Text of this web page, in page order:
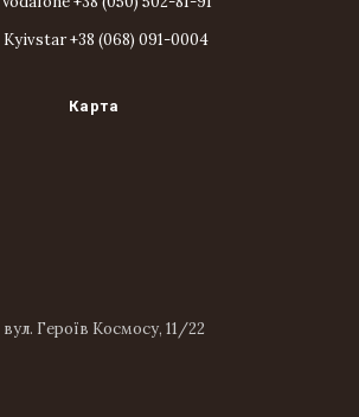
Kyivstar +38 (068) 091-0004
Карта
вул. Героїв Космосу, 11/22